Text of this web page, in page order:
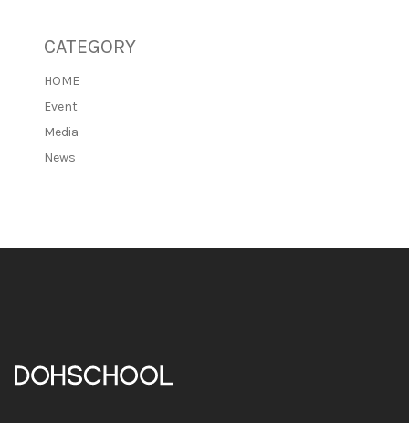
CATEGORY
HOME
Event
Media
News